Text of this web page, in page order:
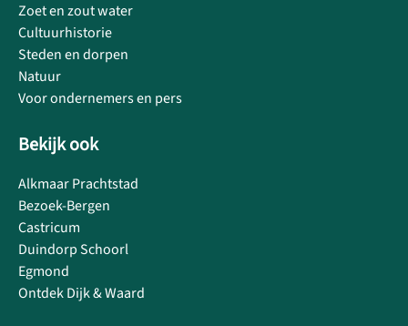
Zoet en zout water
Cultuurhistorie
Steden en dorpen
Natuur
Voor ondernemers en pers
Bekijk ook
Alkmaar Prachtstad
Bezoek-Bergen
Castricum
Duindorp Schoorl
Egmond
Ontdek Dijk & Waard